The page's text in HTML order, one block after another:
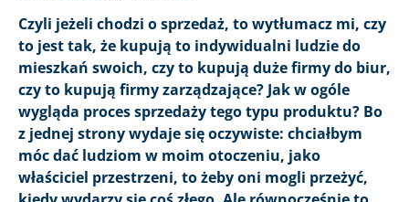
Czyli jeżeli chodzi o sprzedaż, to wytłumacz mi, czy
to jest tak, że kupują to indywidualni ludzie do
mieszkań swoich, czy to kupują duże firmy do biur,
czy to kupują firmy zarządzające? Jak w ogóle
wygląda proces sprzedaży tego typu produktu? Bo
z jednej strony wydaje się oczywiste: chciałbym
móc dać ludziom w moim otoczeniu, jako
właściciel przestrzeni, to żeby oni mogli przeżyć,